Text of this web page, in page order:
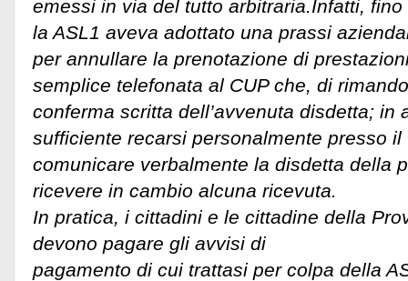
emessi in via del tutto arbitraria.Infatti,
la ASL1 aveva adottato una prassi
per annullare la prenotazione di
semplice telefonata al CUP che, di
conferma scritta dell’avvenuta disdetta; in
sufficiente recarsi personalmente presso il
comunicare verbalmente la disdetta della
ricevere in cambio alcuna ricevuta.
In pratica, i cittadini e le cittadine della
devono pagare gli avvisi di
pagamento di cui trattasi per colpa della